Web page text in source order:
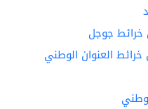
خرائط جوجل
خرائط العنوان الوطني